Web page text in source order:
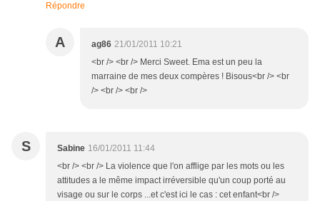
Répondre
A ag86 21/01/2011 10:21
<br /> <br /> Merci Sweet. Ema est un peu la
marraine de mes deux compères ! Bisous<br /> <br
/> <br /> <br />
S Sabine 16/01/2011 11:44
<br /> <br /> La violence que l'on afflige par les mots ou les
attitudes a le même impact irréversible qu'un coup porté au
visage ou sur le corps ...et c'est ici le cas : cet enfant<br />